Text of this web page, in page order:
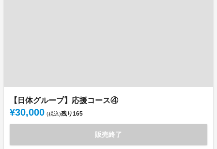
【日体グループ】応援コース④
¥30,000 (税込)残り165
販売終了